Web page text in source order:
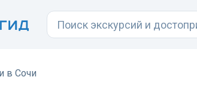
в Сочи